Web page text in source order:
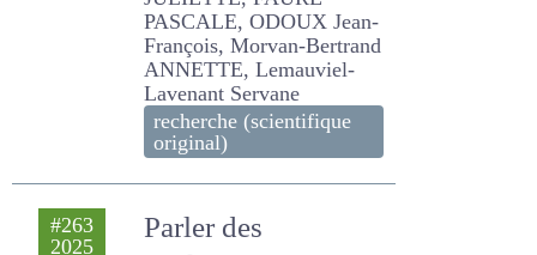
COUVREUR SEBASTIEN,
SENECAL JULIETTE, FAURE
PASCALE, ODOUX Jean-
François, Morvan-Bertrand
ANNETTE, Lemauviel-
Lavenant Servane
original)